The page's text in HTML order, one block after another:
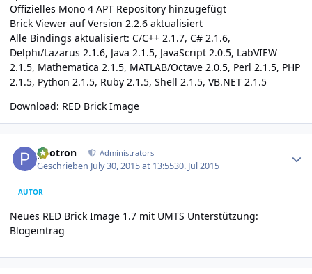
Offizielles Mono 4 APT Repository hinzugefügt
Brick Viewer auf Version 2.2.6 aktualisiert
Alle Bindings aktualisiert: C/C++ 2.1.7, C# 2.1.6,
Delphi/Lazarus 2.1.6, Java 2.1.5, JavaScript 2.0.5, LabVIEW
2.1.5, Mathematica 2.1.5, MATLAB/Octave 2.0.5, Perl 2.1.5, PHP
2.1.5, Python 2.1.5, Ruby 2.1.5, Shell 2.1.5, VB.NET 2.1.5
Download: RED Brick Image
photron Administrators
Geschrieben July 30, 2015 at 13:5530. Jul 2015
AUTOR
Neues RED Brick Image 1.7 mit UMTS Unterstützung:
Blogeintrag